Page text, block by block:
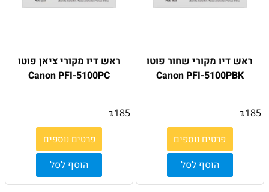
ראש דיו מקורי שחור פוטו
Canon PFI-5100PBK
₪185
פרטים נוספים
הוסף לסל
ראש דיו מקורי ציאן פוטו
Canon PFI-5100PC
₪185
פרטים נוספים
הוסף לסל